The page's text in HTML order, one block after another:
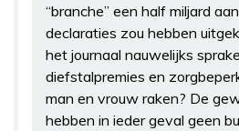
“branche” een half miljard
declaraties zou hebben
het journaal nauwelijks
diefstalpremies en
man en vrouw raken? De
hebben in ieder geval geen